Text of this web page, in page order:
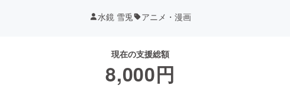
水鏡 雪兎 アニメ・漫画
現在の支援総額
8,000円